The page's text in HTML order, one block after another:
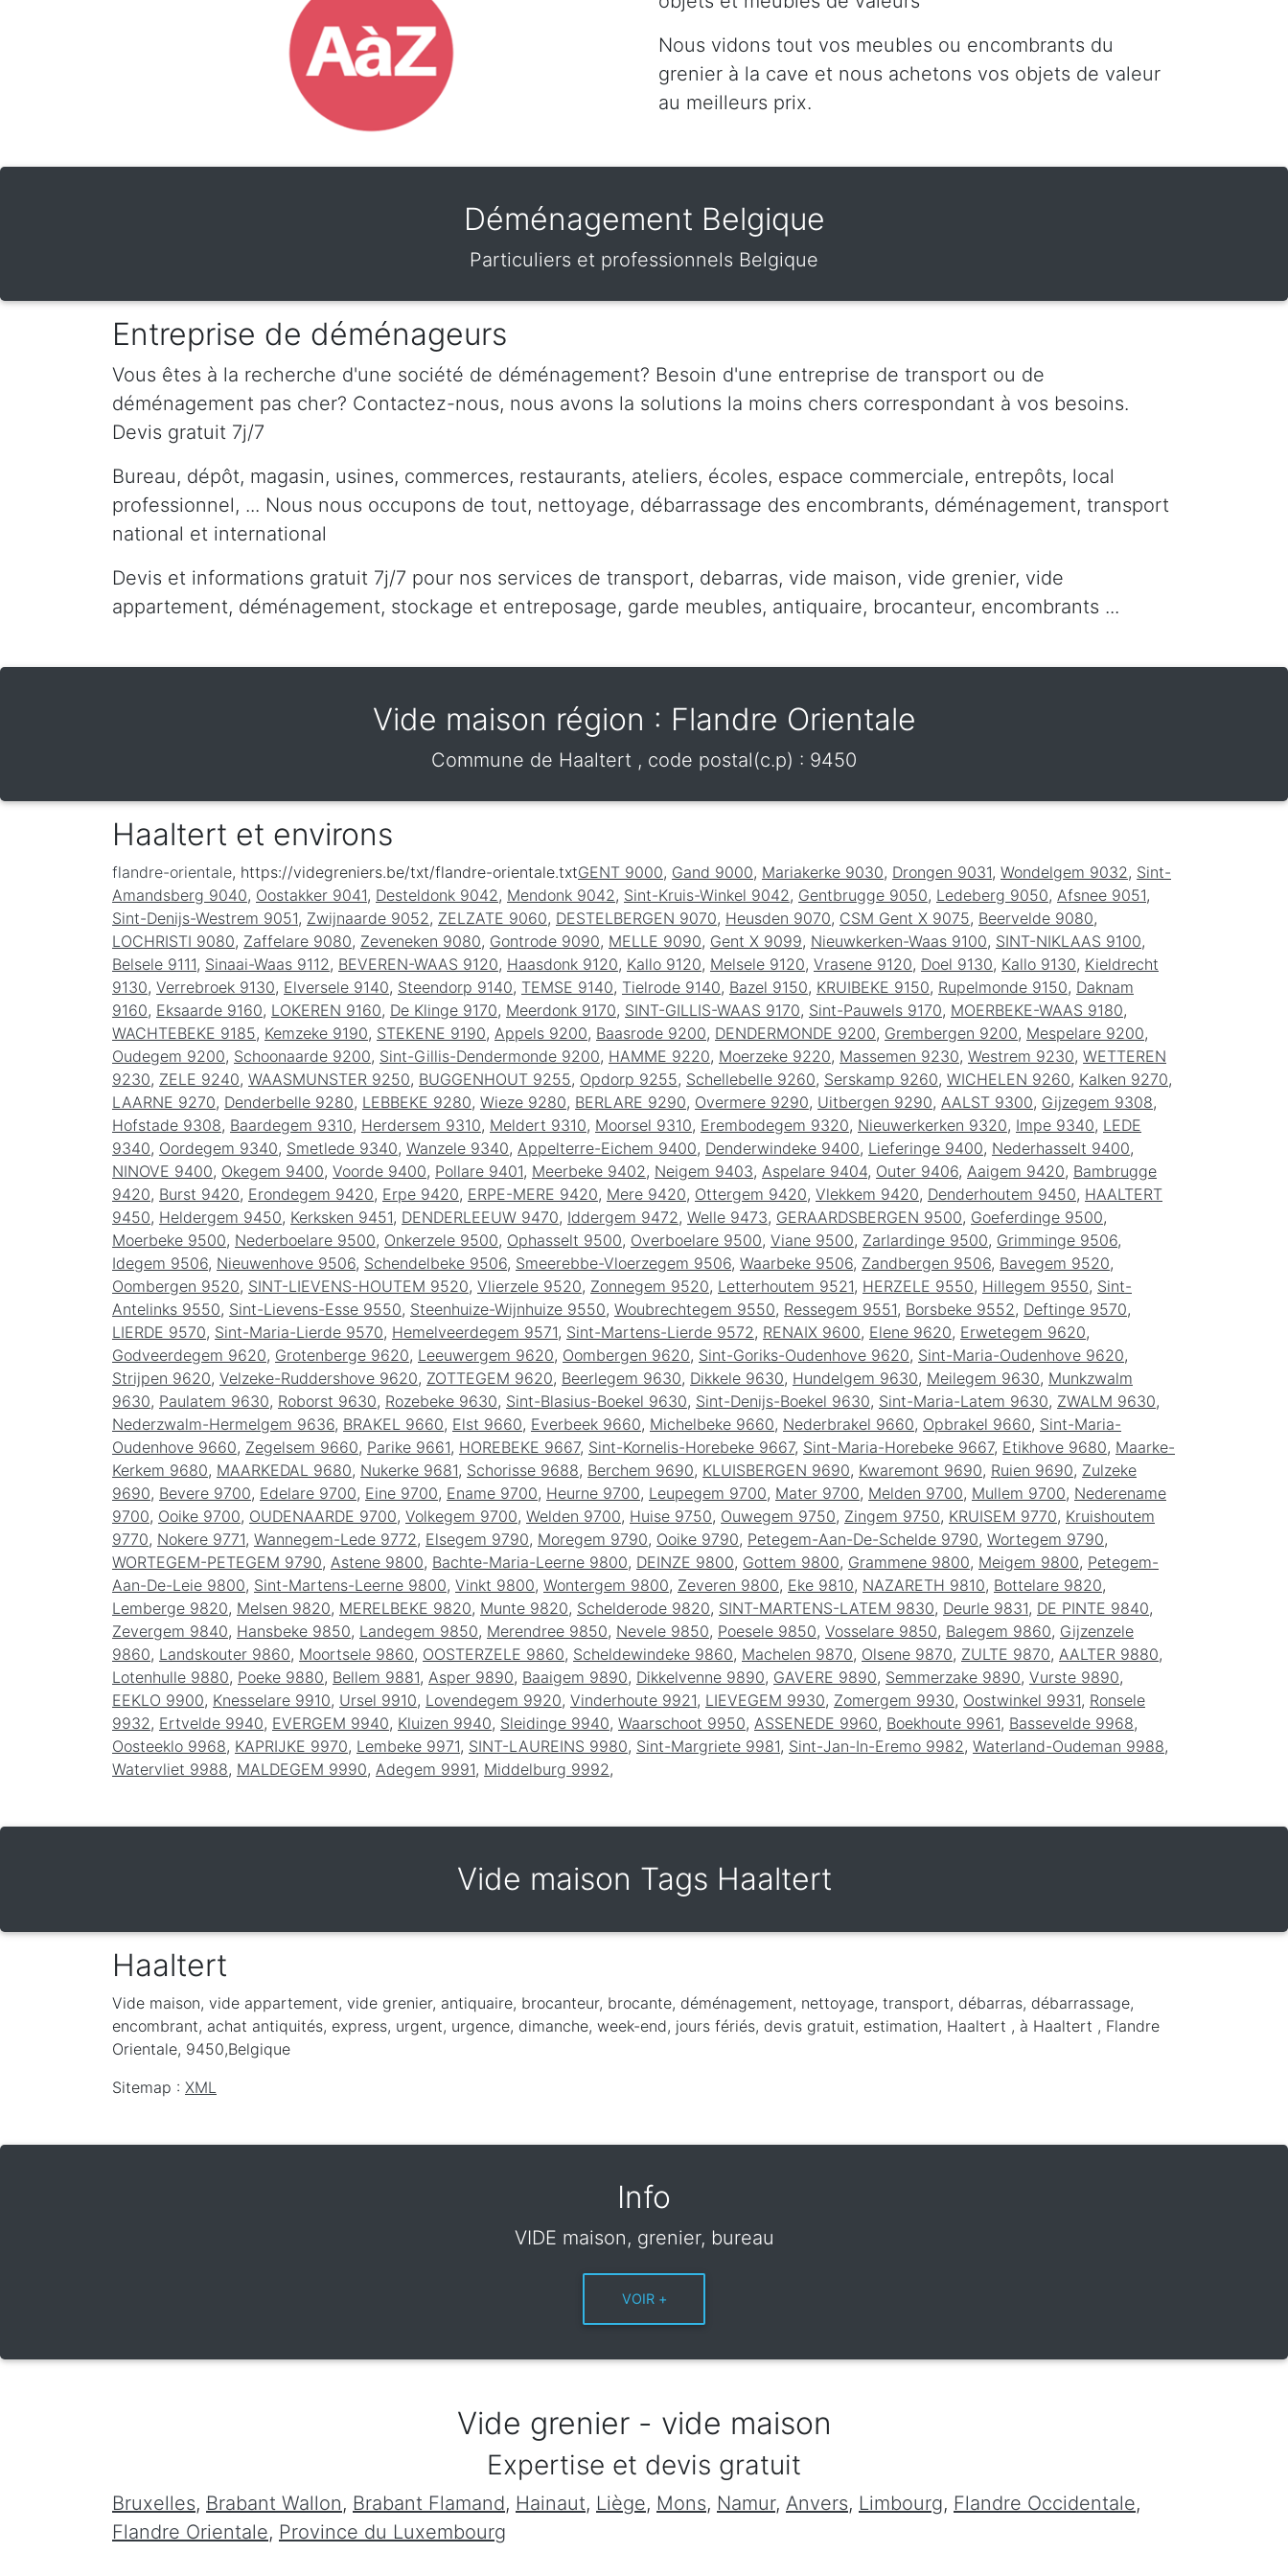
Nous vidons tout vos meubles ou encombrants du
grenier à la cave et nous achetons vos objets de valeur
au meilleurs prix.
Déménagement Belgique
Particuliers et professionnels Belgique
Entreprise de déménageurs
Vous êtes à la recherche d'une société de déménagement? Besoin d'une entreprise de transport ou de
déménagement pas cher? Contactez-nous, nous avons la solutions la moins chers correspondant à vos besoins.
Devis gratuit 7j/7
Bureau, dépôt, magasin, usines, commerces, restaurants, ateliers, écoles, espace commerciale, entrepôts, local
professionnel, ... Nous nous occupons de tout, nettoyage, débarrassage des encombrants, déménagement, transport
national et international
Devis et informations gratuit 7j/7 pour nos services de transport, debarras, vide maison, vide grenier, vide
appartement, déménagement, stockage et entreposage, garde meubles, antiquaire, brocanteur, encombrants ...
Vide maison région : Flandre Orientale
Commune de Haaltert , code postal(c.p) : 9450
Haaltert et environs
flandre-orientale, https://videgreniers.be/txt/flandre-orientale.txtGENT 9000, Gand 9000, Mariakerke 9030, Drongen 9031, Wondelgem 9032 , Sint-
Amandsberg 9040, Oostakker 9041, Desteldonk 9042 , Mendonk 9042 , Sint-Kruis-Winkel 9042 , Gentbrugge 9050, Ledeberg 9050, Afsnee 9051,
Sint-Denijs-Westrem 9051, Zwijnaarde 9052 , ZELZATE 9060, DESTELBERGEN 9070, Heusden 9070, CSM Gent X 9075, Beervelde 9080,
LOCHRISTI 9080, Zaffelare 9080, Zeveneken 9080, Gontrode 9090, MELLE 9090, Gent X 9099, Nieuwkerken-Waas 9100, SINT-NIKLAAS 9100,
Belsele 9111, Sinaai-Waas 9112 , BEVEREN-WAAS 9120, Haasdonk 9120, Kallo 9120, Melsele 9120, Vrasene 9120, Doel 9130, Kallo 9130, Kieldrecht
9130, Verrebroek 9130, Elversele 9140, Steendorp 9140, TEMSE 9140, Tielrode 9140, Bazel 9150, KRUIBEKE 9150, Rupelmonde 9150, Daknam
9160, Eksaarde 9160, LOKEREN 9160, De Klinge 9170, Meerdonk 9170, SINT-GILLIS-WAAS 9170, Sint-Pauwels 9170, MOERBEKE-WAAS 9180,
WACHTEBEKE 9185, Kemzeke 9190, STEKENE 9190, Appels 9200, Baasrode 9200, DENDERMONDE 9200, Grembergen 9200, Mespelare 9200,
Oudegem 9200, Schoonaarde 9200, Sint-Gillis-Dendermonde 9200, HAMME 9220, Moerzeke 9220, Massemen 9230, Westrem 9230, WETTEREN
9230, ZELE 9240, WAASMUNSTER 9250, BUGGENHOUT 9255, Opdorp 9255, Schellebelle 9260, Serskamp 9260, WICHELEN 9260, Kalken 9270,
LAARNE 9270, Denderbelle 9280, LEBBEKE 9280, Wieze 9280, BERLARE 9290, Overmere 9290, Uitbergen 9290, AALST 9300, Gijzegem 9308,
Hofstade 9308, Baardegem 9310, Herdersem 9310, Meldert 9310, Moorsel 9310, Erembodegem 9320, Nieuwerkerken 9320, Impe 9340, LEDE
9340, Oordegem 9340, Smetlede 9340, Wanzele 9340, Appelterre-Eichem 9400, Denderwindeke 9400, Lieferinge 9400, Nederhasselt 9400,
NINOVE 9400, Okegem 9400, Voorde 9400, Pollare 9401, Meerbeke 9402 , Neigem 9403, Aspelare 9404, Outer 9406, Aaigem 9420, Bambrugge
9420, Burst 9420, Erondegem 9420, Erpe 9420, ERPE-MERE 9420, Mere 9420, Ottergem 9420, Vlekkem 9420, Denderhoutem 9450, HAALTERT
9450, Heldergem 9450, Kerksken 9451, DENDERLEEUW 9470, Iddergem 9472 , Welle 9473, GERAARDSBERGEN 9500, Goeferdinge 9500,
Moerbeke 9500, Nederboelare 9500, Onkerzele 9500, Ophasselt 9500, Overboelare 9500, Viane 9500, Zarlardinge 9500, Grimminge 9506,
Idegem 9506, Nieuwenhove 9506, Schendelbeke 9506, Smeerebbe-Vloerzegem 9506, Waarbeke 9506, Zandbergen 9506, Bavegem 9520,
Oombergen 9520, SINT-LIEVENS-HOUTEM 9520, Vlierzele 9520, Zonnegem 9520, Letterhoutem 9521, HERZELE 9550, Hillegem 9550, Sint-
Antelinks 9550, Sint-Lievens-Esse 9550, Steenhuize-Wijnhuize 9550, Woubrechtegem 9550, Ressegem 9551, Borsbeke 9552 , Deftinge 9570,
LIERDE 9570, Sint-Maria-Lierde 9570, Hemelveerdegem 9571, Sint-Martens-Lierde 9572 , RENAIX 9600, Elene 9620, Erwetegem 9620,
Godveerdegem 9620, Grotenberge 9620, Leeuwergem 9620, Oombergen 9620, Sint-Goriks-Oudenhove 9620, Sint-Maria-Oudenhove 9620,
Strijpen 9620, Velzeke-Ruddershove 9620, ZOTTEGEM 9620, Beerlegem 9630, Dikkele 9630, Hundelgem 9630, Meilegem 9630, Munkzwalm
9630, Paulatem 9630, Roborst 9630, Rozebeke 9630, Sint-Blasius-Boekel 9630, Sint-Denijs-Boekel 9630, Sint-Maria-Latem 9630, ZWALM 9630,
Nederzwalm-Hermelgem 9636, BRAKEL 9660, Elst 9660, Everbeek 9660, Michelbeke 9660, Nederbrakel 9660, Opbrakel 9660, Sint-Maria-
Oudenhove 9660, Zegelsem 9660, Parike 9661, HOREBEKE 9667, Sint-Kornelis-Horebeke 9667, Sint-Maria-Horebeke 9667, Etikhove 9680, Maarke-
Kerkem 9680, MAARKEDAL 9680, Nukerke 9681, Schorisse 9688, Berchem 9690, KLUISBERGEN 9690, Kwaremont 9690, Ruien 9690, Zulzeke
9690, Bevere 9700, Edelare 9700, Eine 9700, Ename 9700, Heurne 9700, Leupegem 9700, Mater 9700, Melden 9700, Mullem 9700, Nederename
9700, Ooike 9700, OUDENAARDE 9700, Volkegem 9700, Welden 9700, Huise 9750, Ouwegem 9750, Zingem 9750, KRUISEM 9770, Kruishoutem
9770, Nokere 9771, Wannegem-Lede 9772 , Elsegem 9790, Moregem 9790, Ooike 9790, Petegem-Aan-De-Schelde 9790, Wortegem 9790,
WORTEGEM-PETEGEM 9790, Astene 9800, Bachte-Maria-Leerne 9800, DEINZE 9800, Gottem 9800, Grammene 9800, Meigem 9800, Petegem-
Aan-De-Leie 9800, Sint-Martens-Leerne 9800, Vinkt 9800, Wontergem 9800, Zeveren 9800, Eke 9810, NAZARETH 9810, Bottelare 9820,
Lemberge 9820, Melsen 9820, MERELBEKE 9820, Munte 9820, Schelderode 9820, SINT-MARTENS-LATEM 9830, Deurle 9831, DE PINTE 9840,
Zevergem 9840, Hansbeke 9850, Landegem 9850, Merendree 9850, Nevele 9850, Poesele 9850, Vosselare 9850, Balegem 9860, Gijzenzele
9860, Landskouter 9860, Moortsele 9860, OOSTERZELE 9860, Scheldewindeke 9860, Machelen 9870, Olsene 9870, ZULTE 9870, AALTER 9880,
Lotenhulle 9880, Poeke 9880, Bellem 9881, Asper 9890, Baaigem 9890, Dikkelvenne 9890, GAVERE 9890, Semmerzake 9890, Vurste 9890,
EEKLO 9900, Knesselare 9910, Ursel 9910, Lovendegem 9920, Vinderhoute 9921, LIEVEGEM 9930, Zomergem 9930, Oostwinkel 9931, Ronsele
9932 , Ertvelde 9940, EVERGEM 9940, Kluizen 9940, Sleidinge 9940, Waarschoot 9950, ASSENEDE 9960, Boekhoute 9961, Bassevelde 9968,
Oosteeklo 9968, KAPRIJKE 9970, Lembeke 9971, SINT-LAUREINS 9980, Sint-Margriete 9981, Sint-Jan-In-Eremo 9982 , Waterland-Oudeman 9988,
Watervliet 9988, MALDEGEM 9990, Adegem 9991, Middelburg 9992 ,
Vide maison Tags Haaltert
Haaltert
Vide maison, vide appartement, vide grenier, antiquaire, brocanteur, brocante, déménagement, nettoyage, transport, débarras, débarrassage,
encombrant, achat antiquités, express, urgent, urgence, dimanche, week-end, jours fériés, devis gratuit, estimation, Haaltert , à Haaltert , Flandre
Orientale, 9450,Belgique
Sitemap : XML
Info
VIDE maison, grenier, bureau
Vide grenier - vide maison
Expertise et devis gratuit
Bruxelles, Brabant Wallon, Brabant Flamand, Hainaut, Liège, Mons, Namur, Anvers, Limbourg, Flandre Occidentale,
Flandre Orientale, Province du Luxembourg